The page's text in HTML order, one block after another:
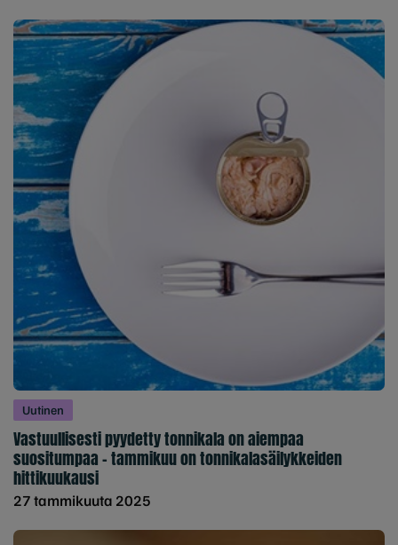
Uutinen
Vastuullisesti pyydetty tonnikala on aiempaa
suositumpaa – tammikuu on tonnikalasäilykkeiden
hittikuukausi
27 tammikuuta 2025